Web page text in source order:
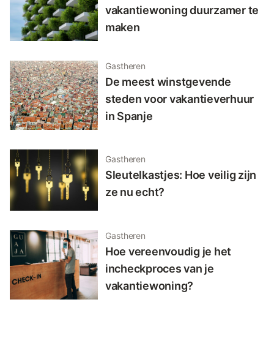
vakantiewoning duurzamer te
maken
Gastheren
De meest winstgevende
steden voor vakantieverhuur
in Spanje
Gastheren
Sleutelkastjes: Hoe veilig zijn
ze nu echt?
Gastheren
Hoe vereenvoudig je het
incheckproces van je
vakantiewoning?